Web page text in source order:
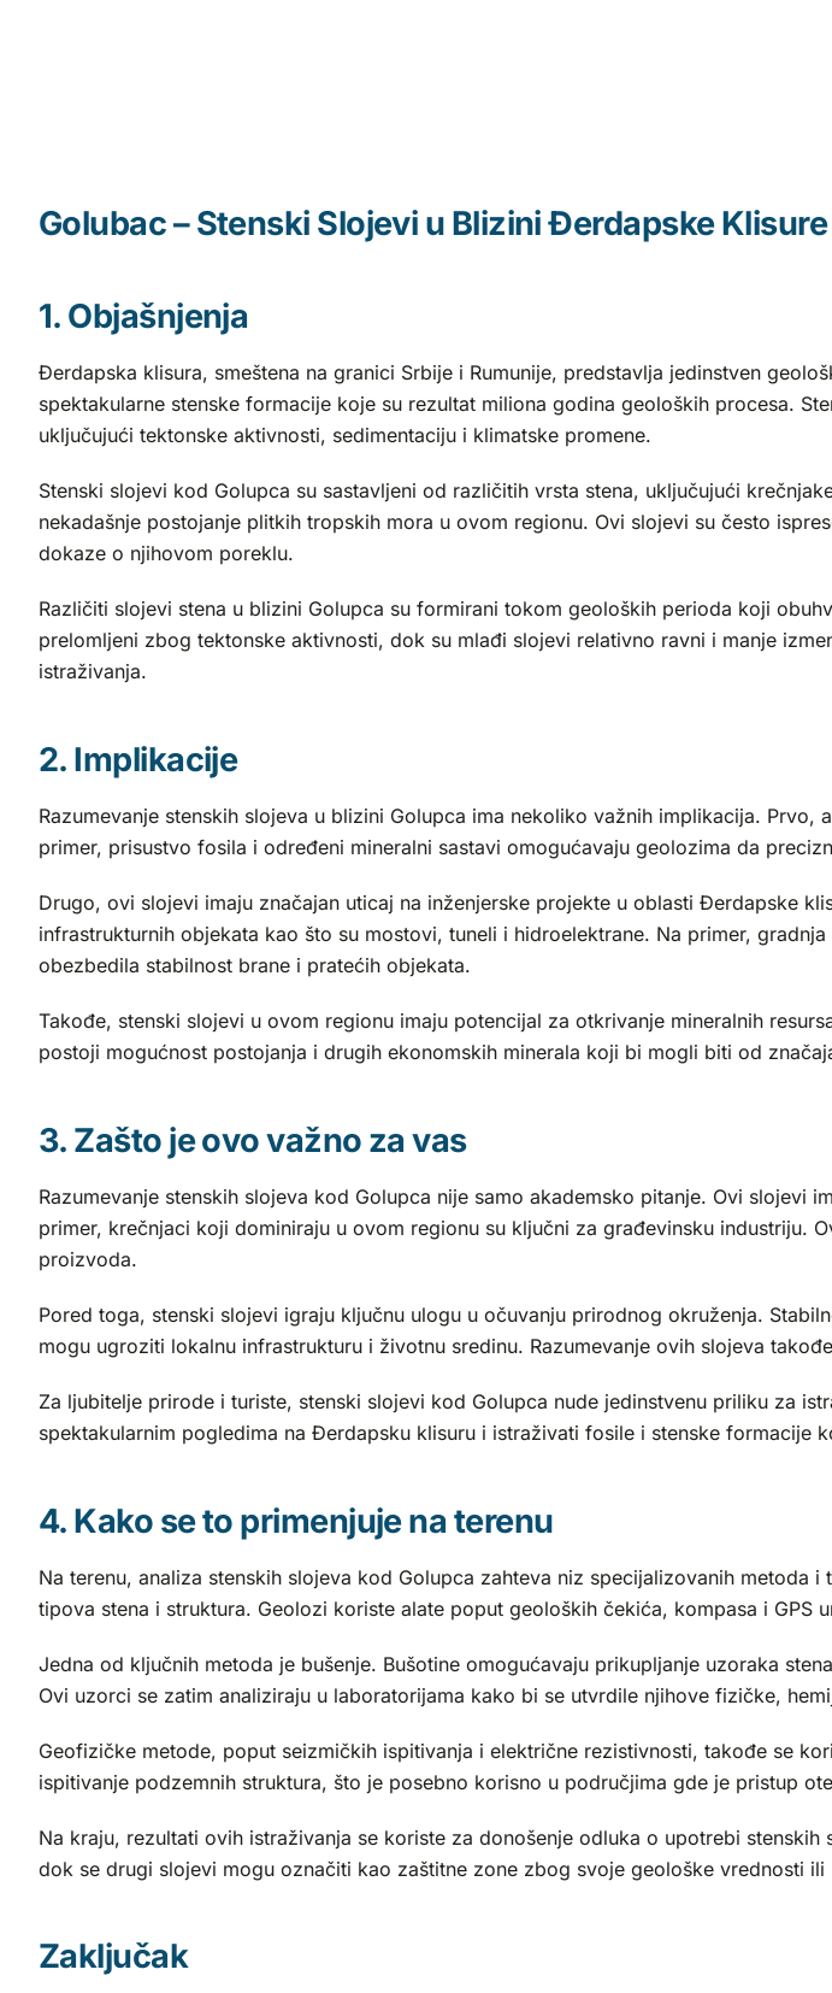
Golubac – Stenski Slojevi u Blizini Đerdapske Klisure
1. Objašnjenja
Đerdapska klisura, smeštena na granici Srbije i Rumunije, predstavlja jedinstven
spektakularne stenske formacije koje su rezultat miliona godina geoloških procesa.
uključujući tektonske aktivnosti, sedimentaciju i klimatske promene.
Stenski slojevi kod Golupca su sastavljeni od različitih vrsta stena, uključujući
nekadašnje postojanje plitkih tropskih mora u ovom regionu. Ovi slojevi su često
dokaze o njihovom poreklu.
Različiti slojevi stena u blizini Golupca su formirani tokom geoloških perioda koji
prelomljeni zbog tektonske aktivnosti, dok su mlađi slojevi relativno ravni i manje
istraživanja.
2. Implikacije
Razumevanje stenskih slojeva u blizini Golupca ima nekoliko važnih implikacija.
primer, prisustvo fosila i određeni mineralni sastavi omogućavaju geolozima da
Drugo, ovi slojevi imaju značajan uticaj na inženjerske projekte u oblasti Đerdapske
infrastrukturnih objekata kao što su mostovi, tuneli i hidroelektrane. Na primer,
obezbedila stabilnost brane i pratećih objekata.
Takođe, stenski slojevi u ovom regionu imaju potencijal za otkrivanje mineralnih
postoji mogućnost postojanja i drugih ekonomskih minerala koji bi mogli biti od
3. Zašto je ovo važno za vas
Razumevanje stenskih slojeva kod Golupca nije samo akademsko pitanje. Ovi
primer, krečnjaci koji dominiraju u ovom regionu su ključni za građevinsku industriju.
proizvoda.
Pored toga, stenski slojevi igraju ključnu ulogu u očuvanju prirodnog okruženja.
mogu ugroziti lokalnu infrastrukturu i životnu sredinu. Razumevanje ovih slojeva
Za ljubitelje prirode i turiste, stenski slojevi kod Golupca nude jedinstvenu priliku za
spektakularnim pogledima na Đerdapsku klisuru i istraživati fosile i stenske formacije
4. Kako se to primenjuje na terenu
Na terenu, analiza stenskih slojeva kod Golupca zahteva niz specijalizovanih
tipova stena i struktura. Geolozi koriste alate poput geoloških čekića, kompasa i
Jedna od ključnih metoda je bušenje. Bušotine omogućavaju prikupljanje uzoraka
Ovi uzorci se zatim analiziraju u laboratorijama kako bi se utvrdile njihove fizičke,
Geofizičke metode, poput seizmičkih ispitivanja i električne rezistivnosti, takođe se
ispitivanje podzemnih struktura, što je posebno korisno u područjima gde je pristup
Na kraju, rezultati ovih istraživanja se koriste za donošenje odluka o upotrebi
dok se drugi slojevi mogu označiti kao zaštitne zone zbog svoje geološke vrednosti ili
Zaključak